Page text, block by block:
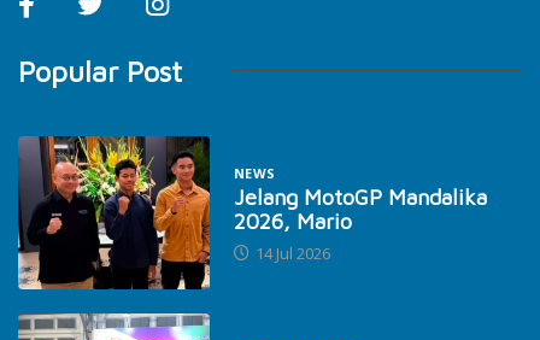
Popular Post
NEWS
Jelang MotoGP Mandalika
2026, Mario
14 Jul 2026